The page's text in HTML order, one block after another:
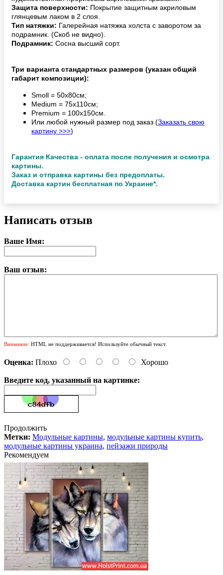
Защита поверхности: Покрытие защитным акриловым
глянцевым лаком в 2 слоя.
Тип натяжки: Галерейная натяжка холста с заворотом за
подрамник. (Скоб не видно).
Подрамник: Сосна высший сорт.
Три варианта стандартных размеров (указан общий
габарит композиции):
Smoll = 50х80см;
Medium = 75х110см;
Premium = 100х150см.
Или любой нужный размер под заказ (Заказать свою
картину >>>)
Гарантия Качества - оплата после получения и осмотра
картины.
Заказ и отправка картины без предоплаты.
Доставка картин бесплатная по Украине*.
Написать отзыв
Ваше Имя:
Ваш отзыв:
Внимание: HTML не поддерживается! Используйте обычный текст.
Оценка: Плохо Хорошо
Введите код, указанный на картинке:
Продолжить
Метки: Модульные картины, модульные картины купить,
модульные картины украина, пейзажи природы
Рекомендуем